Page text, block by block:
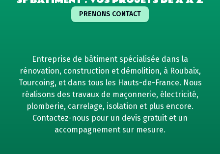
PRENONS CONTACT
Entreprise de bâtiment spécialisée dans la
rénovation, construction et démolition, à Roubaix,
Tourcoing, et dans tous les Hauts-de-France. Nous
réalisons des travaux de maçonnerie, électricité,
plomberie, carrelage, isolation et plus encore.
Contactez-nous pour un devis gratuit et un
accompagnement sur mesure.